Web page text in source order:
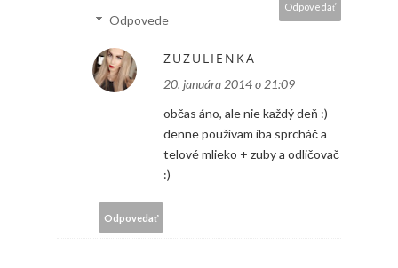
Odpovedať
Odpovede
ZUZULIENKA
20. januára 2014 o 21:09
občas áno, ale nie každý deň :)
denne používam iba sprcháč a
telové mlieko + zuby a odličovač
:)
Odpovedať